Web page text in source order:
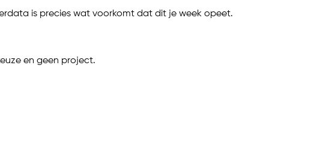
is precies wat voorkomt dat dit je week opeet.
en geen project.